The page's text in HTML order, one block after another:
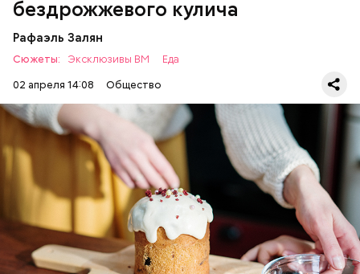
бездрожжевого кулича
Рафаэль Залян
Сюжеты: Эксклюзивы ВМ
Еда
02 апреля 14:08
Общество
Первый необычный рецепт кулича несколько
отличается от классической рецептуры, так как
содержит нестандартную начинку:
ПРАЗДНИКИ РЕЦЕПТЫ ПАСХА